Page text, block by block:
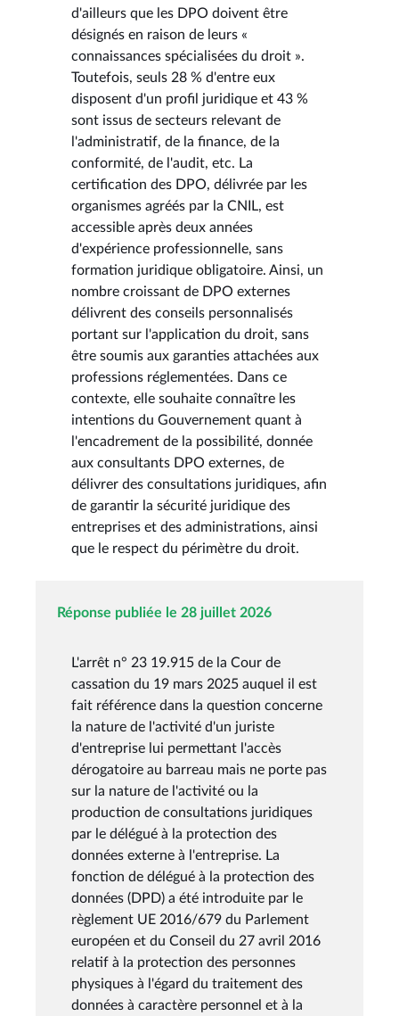
d'ailleurs que les DPO doivent être
désignés en raison de leurs «
connaissances spécialisées du droit ».
Toutefois, seuls 28 % d'entre eux
disposent d'un profil juridique et 43 %
sont issus de secteurs relevant de
l'administratif, de la finance, de la
conformité, de l'audit, etc. La
certification des DPO, délivrée par les
organismes agréés par la CNIL, est
accessible après deux années
d'expérience professionnelle, sans
formation juridique obligatoire. Ainsi, un
nombre croissant de DPO externes
délivrent des conseils personnalisés
portant sur l'application du droit, sans
être soumis aux garanties attachées aux
professions réglementées. Dans ce
contexte, elle souhaite connaître les
intentions du Gouvernement quant à
l'encadrement de la possibilité, donnée
aux consultants DPO externes, de
délivrer des consultations juridiques, afin
de garantir la sécurité juridique des
entreprises et des administrations, ainsi
que le respect du périmètre du droit.
Réponse publiée le 28 juillet 2026
L'arrêt n° 23 19.915 de la Cour de
cassation du 19 mars 2025 auquel il est
fait référence dans la question concerne
la nature de l'activité d'un juriste
d'entreprise lui permettant l'accès
dérogatoire au barreau mais ne porte pas
sur la nature de l'activité ou la
production de consultations juridiques
par le délégué à la protection des
données externe à l'entreprise. La
fonction de délégué à la protection des
données (DPD) a été introduite par le
règlement UE 2016/679 du Parlement
européen et du Conseil du 27 avril 2016
relatif à la protection des personnes
physiques à l'égard du traitement des
données à caractère personnel et à la